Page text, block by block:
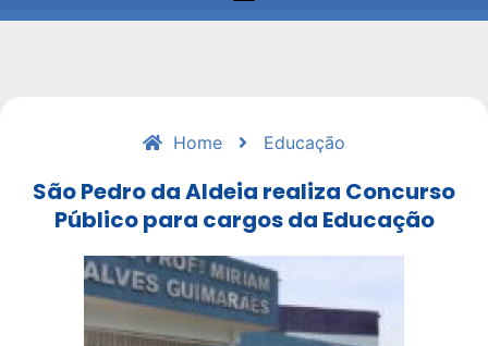
Home Educação
São Pedro da Aldeia realiza Concurso
Público para cargos da Educação